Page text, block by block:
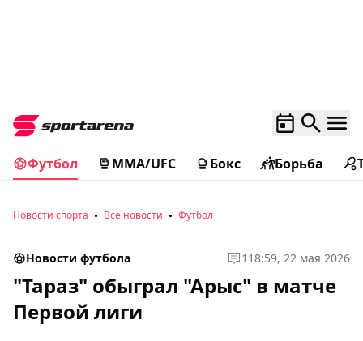
Футбол MMA/UFC Бокс Борьба
Новости спорта Все новости Футбол
Новости футбола 1 18:59, 22 мая 2026
"Тараз" обыграл "Арыс" в матче
Первой лиги